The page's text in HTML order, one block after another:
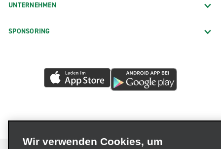
UNTERNEHMEN
SPONSORING
Wir verwenden Cookies, um